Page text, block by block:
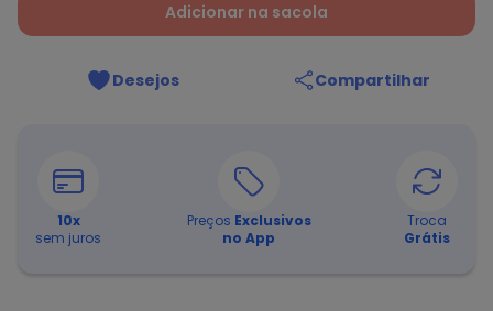
Adicionar na sacola
Desejos Compartilhar
10x
sem juros
Preços Exclusivos
no App
Troca
Grátis